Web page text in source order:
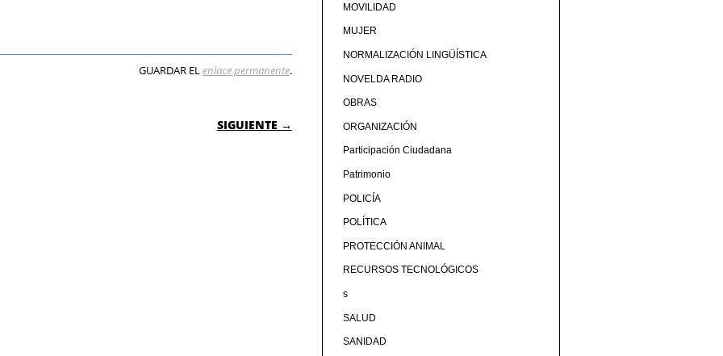
GUARDAR EL enlace permanente.
SIGUIENTE →
MOVILIDAD
MUJER
NORMALIZACIÓN LINGÜÍSTICA
NOVELDA RADIO
OBRAS
ORGANIZACIÓN
Participación Ciudadana
Patrimonio
POLICÍA
POLÍTICA
PROTECCIÓN ANIMAL
RECURSOS TECNOLÓGICOS
s
SALUD
SANIDAD